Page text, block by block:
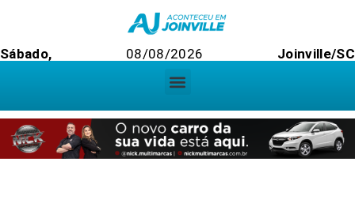
Sábado, 08/08/2026 Joinville/SC